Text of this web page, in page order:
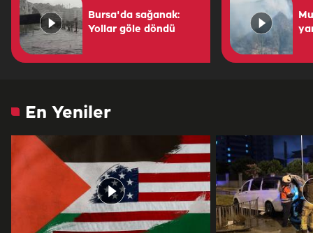
Bursa'da sağanak:
Yollar göle döndü
En Yeniler